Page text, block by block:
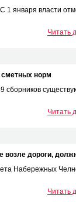
января власти
Читать
сметных норм
сборников
Читать
возле дороги,
Набережных
Читать